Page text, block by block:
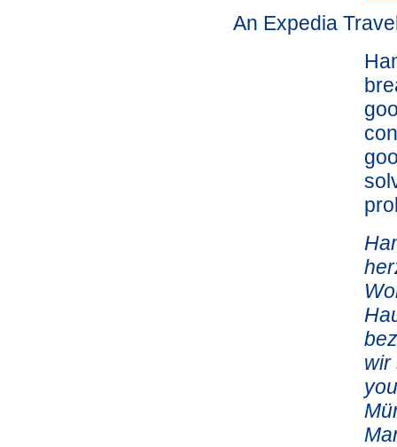
An Expedia
wir